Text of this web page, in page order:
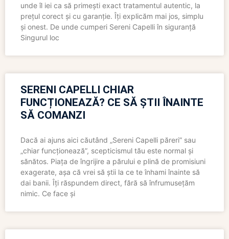
unde îl iei ca să primești exact tratamentul autentic, la
prețul corect și cu garanție. Îți explicăm mai jos, simplu
și onest. De unde cumperi Sereni Capelli în siguranță
Singurul loc
SERENI CAPELLI CHIAR
FUNCȚIONEAZĂ? CE SĂ ȘTII ÎNAINTE
SĂ COMANZI
Dacă ai ajuns aici căutând „Sereni Capelli păreri” sau
„chiar funcționează”, scepticismul tău este normal și
sănătos. Piața de îngrijire a părului e plină de promisiuni
exagerate, așa că vrei să știi la ce te înhami înainte să
dai banii. Îți răspundem direct, fără să înfrumusețăm
nimic. Ce face și